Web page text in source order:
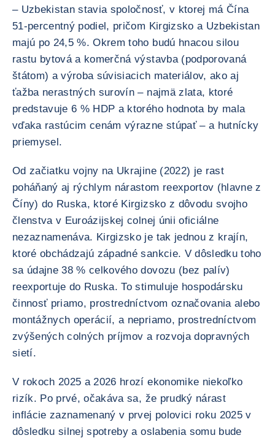
– Uzbekistan stavia spoločnosť, v ktorej má Čína
51-percentný podiel, pričom Kirgizsko a Uzbekistan
majú po 24,5 %. Okrem toho budú hnacou silou
rastu bytová a komerčná výstavba (podporovaná
štátom) a výroba súvisiacich materiálov, ako aj
ťažba nerastných surovín – najmä zlata, ktoré
predstavuje 6 % HDP a ktorého hodnota by mala
vďaka rastúcim cenám výrazne stúpať – a hutnícky
priemysel.
Od začiatku vojny na Ukrajine (2022) je rast
poháňaný aj rýchlym nárastom reexportov (hlavne z
Číny) do Ruska, ktoré Kirgizsko z dôvodu svojho
členstva v Euroázijskej colnej únii oficiálne
nezaznamenáva. Kirgizsko je tak jednou z krajín,
ktoré obchádzajú západné sankcie. V dôsledku toho
sa údajne 38 % celkového dovozu (bez palív)
reexportuje do Ruska. To stimuluje hospodársku
činnosť priamo, prostredníctvom označovania alebo
montážnych operácií, a nepriamo, prostredníctvom
zvýšených colných príjmov a rozvoja dopravných
sietí.
V rokoch 2025 a 2026 hrozí ekonomike niekoľko
rizík. Po prvé, očakáva sa, že prudký nárast
inflácie zaznamenaný v prvej polovici roku 2025 v
dôsledku silnej spotreby a oslabenia somu bude